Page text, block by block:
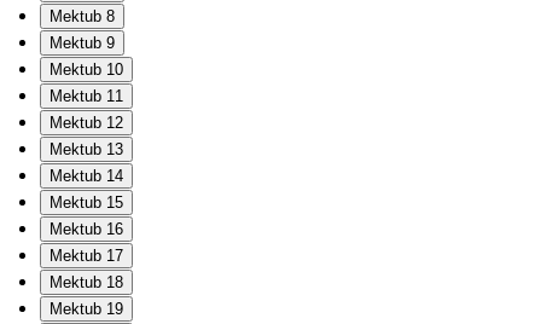
Mektub 8
Mektub 9
Mektub 10
Mektub 11
Mektub 12
Mektub 13
Mektub 14
Mektub 15
Mektub 16
Mektub 17
Mektub 18
Mektub 19